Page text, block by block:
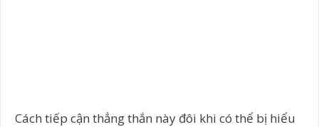
Cách tiếp cận thẳng thắn này đôi khi có thể bị hiểu